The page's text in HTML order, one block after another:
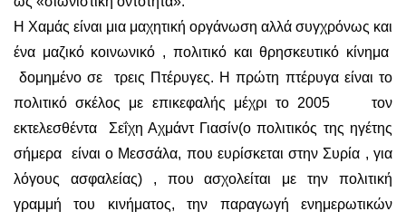
Η Χαμάς είναι μια μαχητική οργάνωση αλλά συγχρόνως και
ένα μαζικό κοινωνικό , πολιτικό και θρησκευτικό κίνημα
δομημένο σε τρεις Πτέρυγες. Η πρώτη πτέρυγα είναι το
πολιτικό σκέλος με επικεφαλής μέχρι το 2005 τον
εκτελεσθέντα Σεΐχη Αχμάντ Γιασίν(ο πολιτικός της ηγέτης
σήμερα είναι ο Μεσσάλα, που ευρίσκεται στην Συρία , για
λόγους ασφαλείας) , που ασχολείται με την πολιτική
γραμμή του κινήματος, την παραγωγή ενημερωτικών